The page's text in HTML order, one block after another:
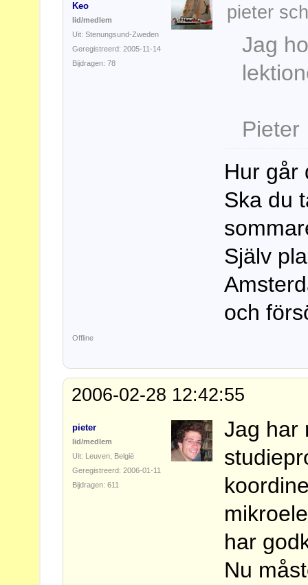
Keo
lid/medlem
Uit: Stenungsund-Zweden
Geregistreerd: 2005-11-14
Bijdragen: 78
pieter
Jag
Pieter
Hur går
Ska du
Själv
och
Offline
2006-02-28 12:42:55
pieter
lid/medlem
Uit: Leuven, België
Geregistreerd: 2006-01-11
Bijdragen: 611
Jag har
har
Nu